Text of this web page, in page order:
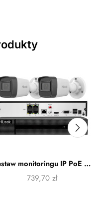
Zestaw monitoringu IP PoE HiLook 2 kamery 4MPx
739,70 zł